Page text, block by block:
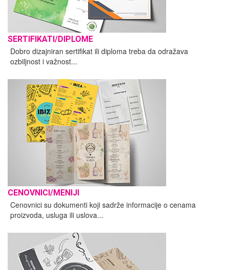
SERTIFIKATI/DIPLOME
Dobro dizajniran sertifikat ili diploma treba da odražava
ozbiljnost i važnost...
CENOVNICI/MENIJI
Cenovnici su dokumenti koji sadrže informacije o cenama
proizvoda, usluga ili uslova...